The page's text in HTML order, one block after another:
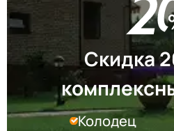
Скидка
Колодец